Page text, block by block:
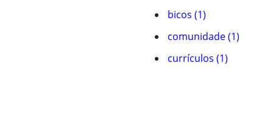
bicos (1)
comunidade (1)
currículos (1)